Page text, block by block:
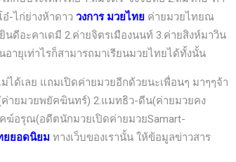
-ไก่ย่างห้าดาว วงการ มวยไทย ค่ายมวยไทยณ
ดีอะคาเดมี 2.ค่ายจิตรเมืองนนท์ 3.ค่ายสิงห์มาวิน
ายุเท่าไรก็สามารถมาเรียนมวยไทยได้ทั้งนั้น
ได้เลย แถมเปิดค่ายมวยอีกด้วยนะเพื่อนๆ มาๆๆจ้า
ายมวยพยัคฆินทร์) 2.แมทธิว-ดีน(ค่ายมวยคง
ฆ์อรุณ(อดีตนักมวยเปิดค่ายมวยSamart-
ยยอดนิยม ทางเว็บของเรานั้น ให้ข้อมูลข่าวสาร